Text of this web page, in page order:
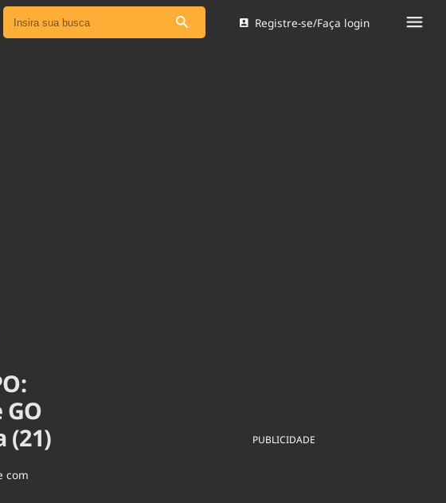
Ver todas as notícias
Brasil Mineral
Cinema
Registre-se/Faça login
GO
(21)
com
PUBLICIDADE